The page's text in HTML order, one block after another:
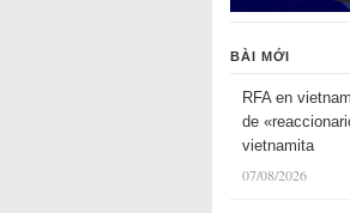
BÀI MỚI
RFA en
de
vietnamita
07/08/2026